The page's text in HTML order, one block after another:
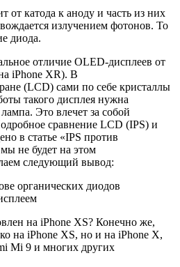
от катода к аноду и часть из них
излучением фотонов. То
диода.
отличие OLED-дисплеев от
iPhone XR). В
(LCD) сами по себе кристаллы
такого дисплея нужна
Это влечет за собой
сравнение LCD (IPS) и
в статье «IPS против
не будет на этом
следующий вывод:
органических диодов
на iPhone XS? Конечно же,
на iPhone XS, но и на iPhone X,
Mi 9 и многих других